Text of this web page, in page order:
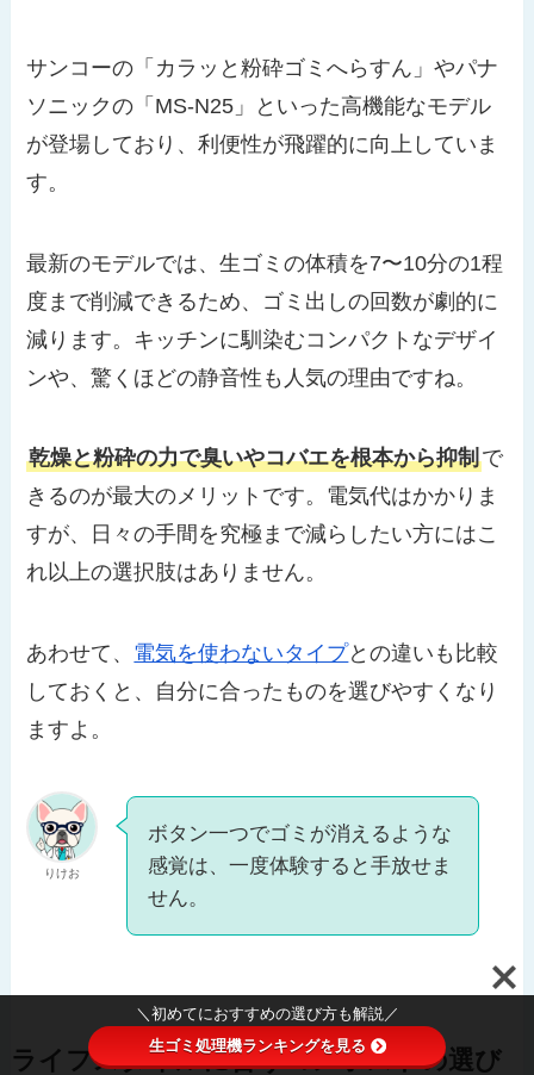
サンコーの「カラッと粉砕ゴミへらすん」やパナ
ソニックの「MS-N25」といった高機能なモデル
が登場しており、利便性が飛躍的に向上していま
す。
最新のモデルでは、生ゴミの体積を7〜10分の1程
度まで削減できるため、ゴミ出しの回数が劇的に
減ります。キッチンに馴染むコンパクトなデザイ
ンや、驚くほどの静音性も人気の理由ですね。
乾燥と粉砕の力で臭いやコバエを根本から抑制で
きるのが最大のメリットです。電気代はかかりま
すが、日々の手間を究極まで減らしたい方にはこ
れ以上の選択肢はありません。
あわせて、 電気を使わないタイプとの違いも比較
しておくと、自分に合ったものを選びやすくなり
ますよ。
りけお
ボタン一つでゴミが消えるような
感覚は、一度体験すると手放せま
せん。
ライフスタイルに合うコンポストの選び
＼初めてにおすすめの選び方も解説／
生ゴミ処理機ランキングを見る